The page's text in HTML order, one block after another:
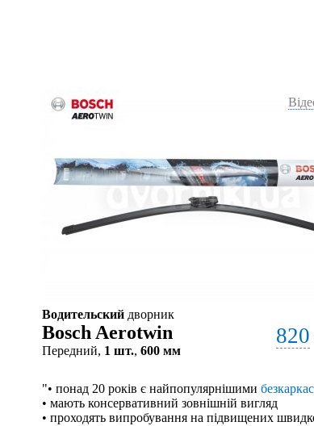
Водительский дворник
Bosch Aerotwin
Передний, 1 шт., 600 мм
820
"• понад 20 років є найпопулярнішими
• мають консервативний зовнішній вигляд
• проходять випробування на підвищених